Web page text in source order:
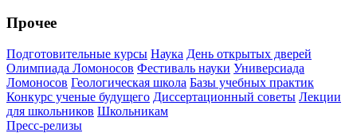
Прочее
Подготовительные курсы Наука День открытых дверей
Олимпиада Ломоносов Фестиваль науки Универсиада
Ломоносов Геологическая школа Базы учебных практик
Конкурс ученые будущего Диссертационный советы Лекции
для школьников Школьникам
Пресс-релизы